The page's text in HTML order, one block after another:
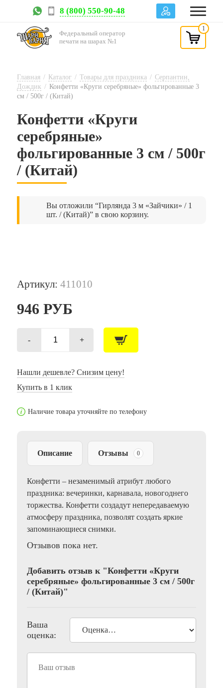
8 (800) 550-90-48
Федеральный оператор
печати на шарах №1
1
Главная / Каталог / Товары для праздника / Серпантин,
Дождик / Конфетти «Круги серебряные» фольгированные 3
см / 500г / (Китай)
Конфетти «Круги
серебряные»
фольгированные 3 см / 500г
/ (Китай)
Вы отложили “Гирлянда 3 м «Зайчики» / 1
шт. / (Китай)” в свою корзину.
Артикул: 411010
946 РУБ
Количество
"Круги
серебряные"
фольгированные
см
/
(Китай)
- +
Нашли дешевле? Снизим цену!
Купить в 1 клик
Наличие товара уточняйте по телефону
Описание Отзывы 0
Конфетти – незаменимый атрибут любого
праздника: вечеринки, карнавала, новогоднего
торжества. Конфетти создадут непередаваемую
атмосферу праздника, позволят создать яркие
запоминающиеся снимки.
Отзывов пока нет.
Добавить отзыв к "Конфетти «Круги
серебряные» фольгированные 3 см / 500г
/ (Китай)"
Ваша
оценка: